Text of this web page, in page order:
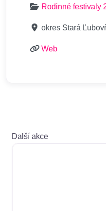
Rodinné festivaly
okres Stará
Web
Další akce